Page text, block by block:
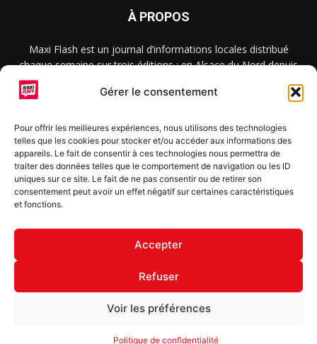
Gérer le consentement
Pour offrir les meilleures expériences, nous utilisons des technologies
telles que les cookies pour stocker et/ou accéder aux informations des
appareils. Le fait de consentir à ces technologies nous permettra de
traiter des données telles que le comportement de navigation ou les ID
uniques sur ce site. Le fait de ne pas consentir ou de retirer son
consentement peut avoir un effet négatif sur certaines caractéristiques
et fonctions.
Accepter
Refuser
Voir les préférences
Politique de confidentialité
À PROPOS
Maxi Flash est un journal d’informations locales distribué
chaque semaine sur trois éditions : en Alsace du Nord depuis
2015, dans les secteurs d’Obernai-Molsheim-Erstein depuis
2022, et à Colmar, Vignoble et Plaine depuis 2023.
SUIVEZ-NOUS
S'inscrire à la newsletter
© Copyright © 2022 Maxi Flash